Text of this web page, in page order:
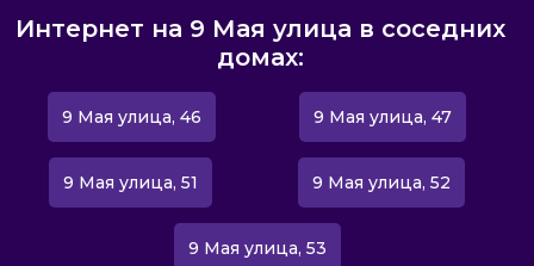
Интернет на 9 Мая улица в соседних
домах:
9 Мая улица, 46 9 Мая улица, 47
9 Мая улица, 51 9 Мая улица, 52
9 Мая улица, 53